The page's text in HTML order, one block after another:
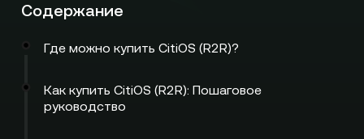
Содержание
Где можно купить CitiOS (R2R)?
Как купить CitiOS (R2R): Пошаговое
руководство